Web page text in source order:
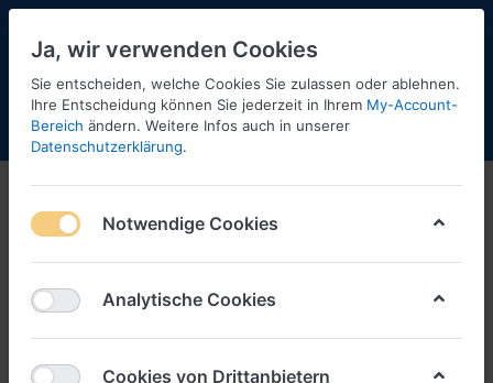
Menü Anmelden Shopaktualisierung
Military
Ja, wir verwenden Cookies
Sie entscheiden, welche Cookies Sie zulassen oder ablehnen.
Ihre Entscheidung können Sie jederzeit in Ihrem My-Account-
Bereich ändern. Weitere Infos auch in unserer
Datenschutzerklärung.
Notwendige Cookies
Analytische Cookies
Cookies von Drittanbietern